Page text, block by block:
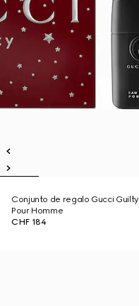
Conjunto de regalo Gucci Guilty
Pour Homme
CHF 184